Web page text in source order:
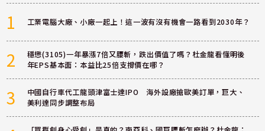
1 工業電腦大廠、小廠一起上！這一波有沒有機會一路看到2030年？
2
穩懋(3105)一年暴漲7倍又腰斬，跌出價值了嗎？杜金龍看懂明後
年EPS基本面：本益比25倍支撐價在哪？
3
中國自行車代工龍頭津富士達IPO 海外設廠搶歐美訂單，巨大、
美利達同步調整布局